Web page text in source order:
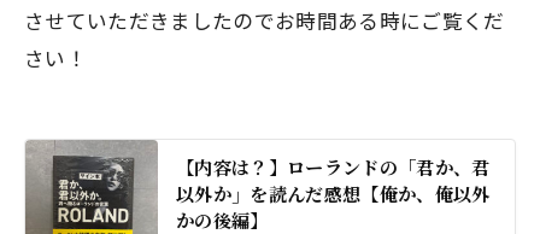
させていただきましたのでお時間ある時にご覧くだ
さい！
【内容は？】ローランドの「君か、君
以外か」を読んだ感想【俺か、俺以外
かの後編】